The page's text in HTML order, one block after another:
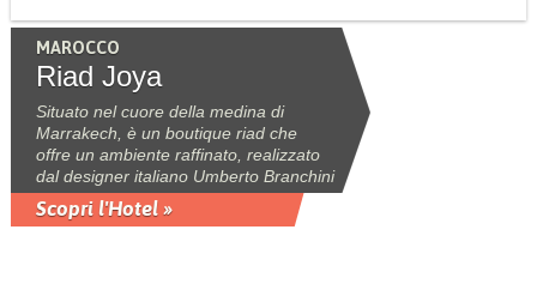
MAROCCO
Riad Joya
Situato nel cuore della medina di
Marrakech, è un boutique riad che
offre un ambiente raffinato, realizzato
dal designer italiano Umberto Branchini
Scopri l'Hotel »